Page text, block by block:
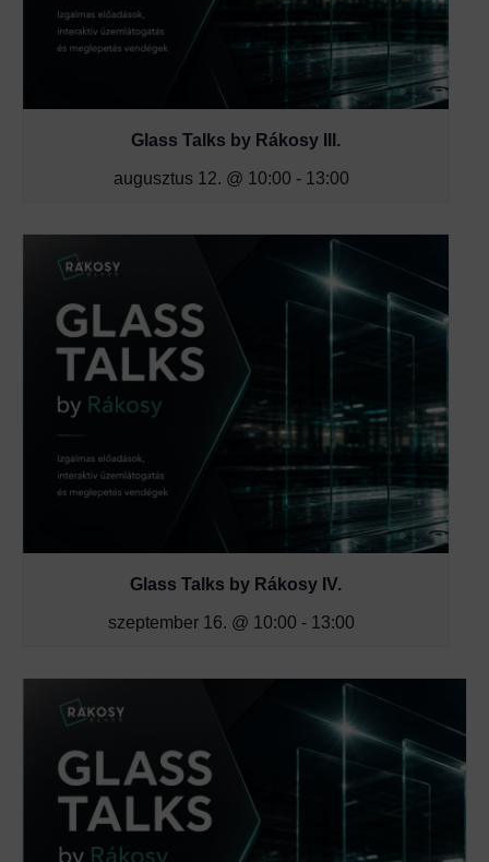
Glass Talks by Rákosy III.
augusztus 12. @ 10:00 - 13:00
Glass Talks by Rákosy IV.
szeptember 16. @ 10:00 - 13:00